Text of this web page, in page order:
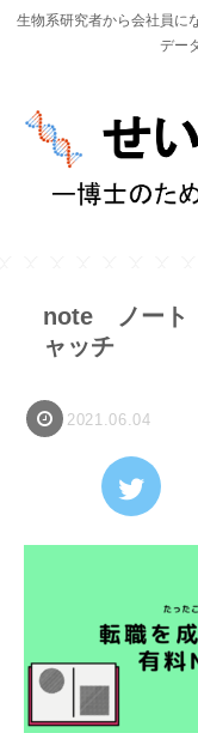
生物系研究者から会社員に
デー
note ノート
ャッチ
2021.06.04